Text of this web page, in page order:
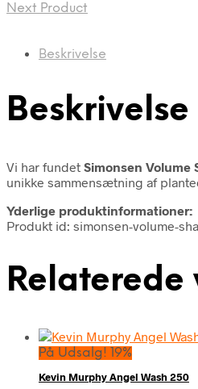
Next Product
Beskrivelse
Beskrivelse
Vi har fundet Simonsen Volume
unikke sammensætning af
Yderlige produktinformationer:
Produkt id: simonsen-volume-
Relaterede
På Udsalg! 19%
Kevin Murphy Angel Wash 250